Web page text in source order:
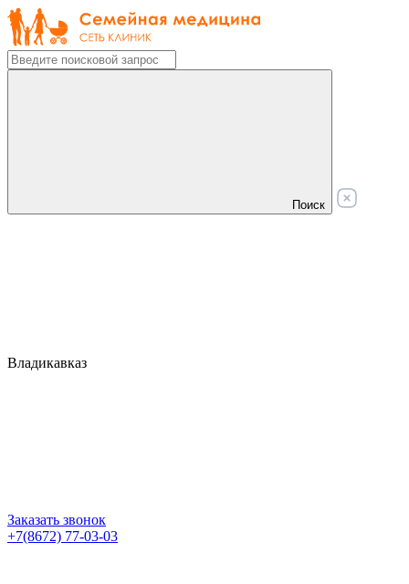
Поиск
Владикавказ
Заказать звонок
+7(8672) 77-03-03